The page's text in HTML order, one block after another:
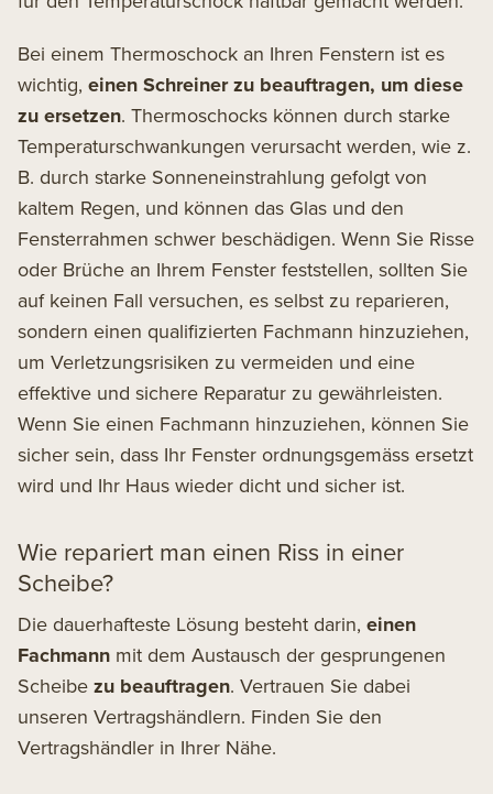
Bei einem Thermoschock an Ihren Fenstern ist es
wichtig, einen Schreiner zu beauftragen, um diese
zu ersetzen. Thermoschocks können durch starke
Temperaturschwankungen verursacht werden, wie z.
B. durch starke Sonneneinstrahlung gefolgt von
kaltem Regen, und können das Glas und den
Fensterrahmen schwer beschädigen. Wenn Sie Risse
oder Brüche an Ihrem Fenster feststellen, sollten Sie
auf keinen Fall versuchen, es selbst zu reparieren,
sondern einen qualifizierten Fachmann hinzuziehen,
um Verletzungsrisiken zu vermeiden und eine
effektive und sichere Reparatur zu gewährleisten.
Wenn Sie einen Fachmann hinzuziehen, können Sie
sicher sein, dass Ihr Fenster ordnungsgemäss ersetzt
wird und Ihr Haus wieder dicht und sicher ist.
Wie repariert man einen Riss in einer
Scheibe?
Die dauerhafteste Lösung besteht darin, einen
Fachmann mit dem Austausch der gesprungenen
Scheibe zu beauftragen. Vertrauen Sie dabei
unseren Vertragshändlern. Finden Sie den
Vertragshändler in Ihrer Nähe.